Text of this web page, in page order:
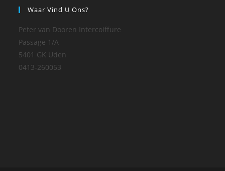
Waar Vind U Ons?
Peter van Dooren Intercoiffure
Passage 1/A
5401 GK Uden
0413-260053